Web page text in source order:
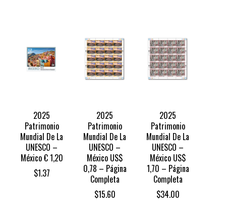
2025
Patrimonio
Mundial De La
UNESCO –
México € 1,20
$1.37
2025
Patrimonio
Mundial De La
UNESCO –
México US$
0,78 – Página
Completa
$15.60
2025
Patrimonio
Mundial De La
UNESCO –
México US$
1,70 – Página
Completa
$34.00